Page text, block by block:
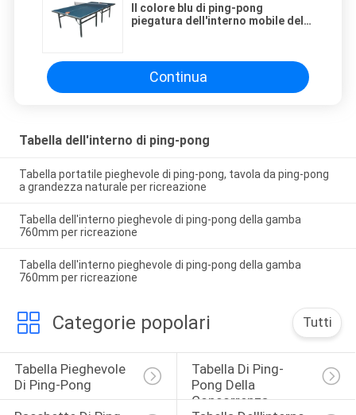
Il colore blu di ping-pong
piegatura dell'interno mobile della
Continua
Tabella dell'interno di ping-pong
Tabella portatile pieghevole di ping-pong, tavola da ping-pong
a grandezza naturale per ricreazione
Tabella dell'interno pieghevole di ping-pong della gamba
760mm per ricreazione
Tabella dell'interno pieghevole di ping-pong della gamba
760mm per ricreazione
Categorie popolari Tutti
Tabella Pieghevole
Di Ping-Pong
Tabella Di Ping-
Pong Della
Concorrenza